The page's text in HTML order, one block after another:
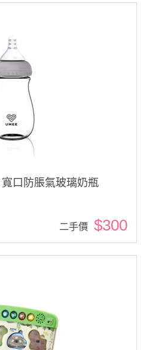
口防脹氣玻璃奶瓶
$300
二手價